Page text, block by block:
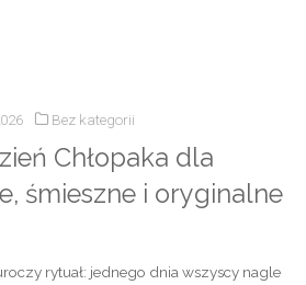
Bez kategorii
Chłopaka dla
śmieszne i oryginalne
rytuał: jednego dnia wszyscy nagle